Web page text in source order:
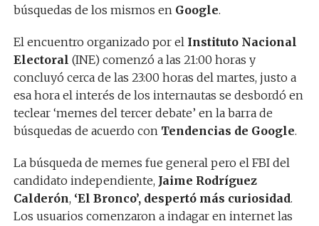
búsquedas de los mismos en Google.
El encuentro organizado por elInstituto Nacional
Electoral (INE) comenzó a las 21:00 horas y
concluyó cerca de las 23:00 horas del martes, justo a
esa hora el interés de los internautas se desbordó en
teclear ‘memes del tercer debate’ en la barra de
búsquedas de acuerdo con Tendencias de Google.
La búsqueda de memes fue general pero el FBI del
candidato independiente, Jaime Rodríguez
Calderón, ‘El Bronco’, despertó más curiosidad.
Los usuarios comenzaron a indagar en internet las